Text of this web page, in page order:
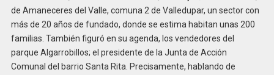
de Amaneceres del Valle, comuna 2 de Valledupar, un sector con
más de 20 años de fundado, donde se estima habitan unas 200
familias. También figuró en su agenda, los vendedores del
parque Algarrobillos; el presidente de la Junta de Acción
Comunal del barrio Santa Rita. Precisamente, hablando de